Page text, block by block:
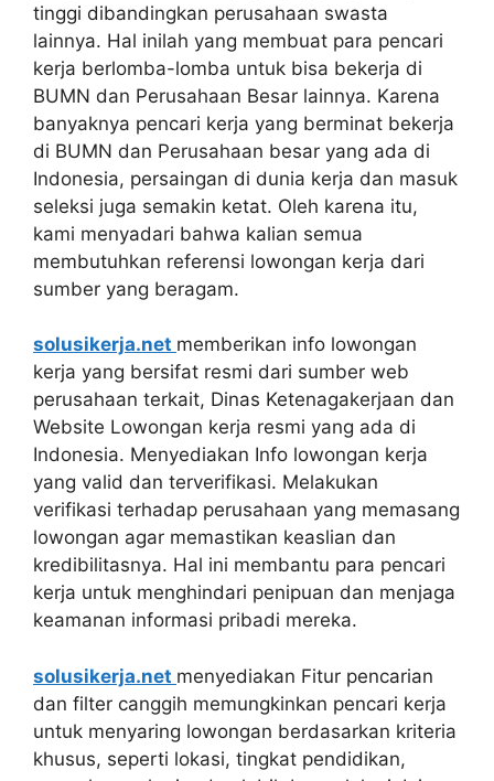
tinggi dibandingkan perusahaan swasta
lainnya. Hal inilah yang membuat para pencari
kerja berlomba-lomba untuk bisa bekerja di
BUMN dan Perusahaan Besar lainnya. Karena
banyaknya pencari kerja yang berminat bekerja
di BUMN dan Perusahaan besar yang ada di
Indonesia, persaingan di dunia kerja dan masuk
seleksi juga semakin ketat. Oleh karena itu,
kami menyadari bahwa kalian semua
membutuhkan referensi lowongan kerja dari
sumber yang beragam.
solusikerja.net memberikan info lowongan
kerja yang bersifat resmi dari sumber web
perusahaan terkait, Dinas Ketenagakerjaan dan
Website Lowongan kerja resmi yang ada di
Indonesia. Menyediakan Info lowongan kerja
yang valid dan terverifikasi. Melakukan
verifikasi terhadap perusahaan yang memasang
lowongan agar memastikan keaslian dan
kredibilitasnya. Hal ini membantu para pencari
kerja untuk menghindari penipuan dan menjaga
keamanan informasi pribadi mereka.
solusikerja.net menyediakan Fitur pencarian
dan filter canggih memungkinkan pencari kerja
untuk menyaring lowongan berdasarkan kriteria
khusus, seperti lokasi, tingkat pendidikan,